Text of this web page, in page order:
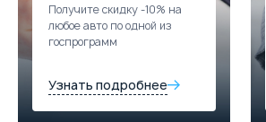
Получите скидку -10% на
любое авто по одной из
госпрограмм
Узнать подробнее